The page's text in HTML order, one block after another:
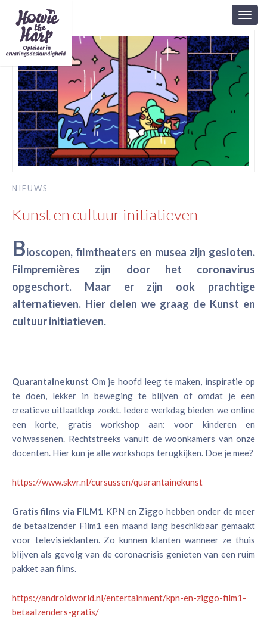
NIEUWS
Kunst en cultuur initiatieven
Bioscopen, filmtheaters en musea zijn gesloten.
Filmpremières zijn door het coronavirus
opgeschort. Maar er zijn ook prachtige
alternatieven. Hier delen we graag de Kunst en
cultuur initiatieven.
Quarantainekunst Om je hoofd leeg te maken, inspiratie op
te doen, lekker in beweging te blijven of omdat je een
creatieve uitlaatklep zoekt. Iedere werkdag bieden we online
een korte, gratis workshop aan: voor kinderen en
volwassenen. Rechtstreeks vanuit de woonkamers van onze
docenten. Hier kun je alle workshops terugkijken. Doe je mee?
https://www.skvr.nl/cursussen/quarantainekunst
Gratis films via FILM1 KPN en Ziggo hebben onder de meer
de betaalzender Film1 een maand lang beschikbaar gemaakt
voor televisieklanten. Zo kunnen klanten wanneer ze thuis
blijven als gevolg van de coronacrisis genieten van een ruim
pakket aan films.
https://androidworld.nl/entertainment/kpn-en-ziggo-film1-
betaalzenders-gratis/